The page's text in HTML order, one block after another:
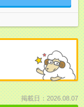
掲載日：2026.08.07